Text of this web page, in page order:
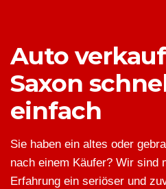
Auto
Saxon
einfach
Sie haben ein altes oder
nach einem Käufer? Wir sind
Erfahrung ein seriöser und